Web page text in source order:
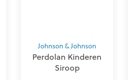
Johnson & Johnson
Perdolan Kinderen
Siroop